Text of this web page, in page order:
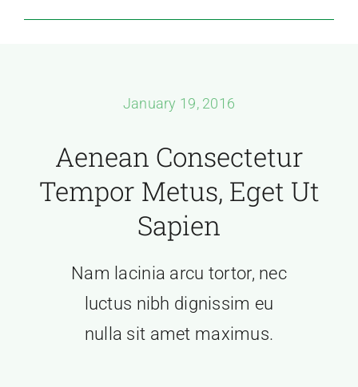
January 19, 2016
Aenean Consectetur
Tempor Metus, Eget Ut
Sapien
Nam lacinia arcu tortor, nec
luctus nibh dignissim eu
nulla sit amet maximus.